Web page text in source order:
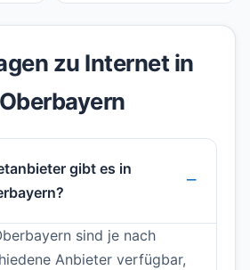
zu Internet in
gibt es in
sind je nach
Anbieter verfügbar,